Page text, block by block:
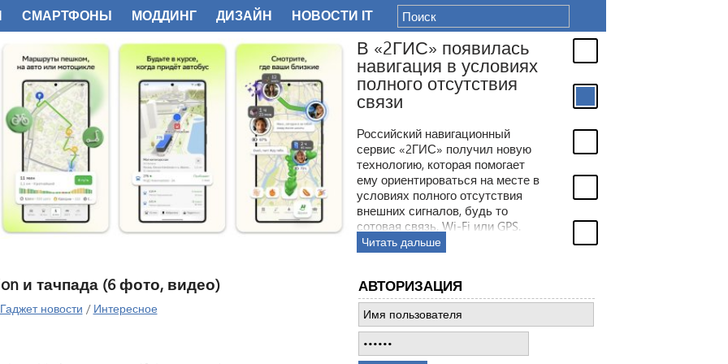
В «2ГИС» появилась
навигация в условиях
полного отсутствия
связи
Российский навигационный
сервис «2ГИС» получил новую
технологию, которая помогает
ему ориентироваться на месте в
условиях полного отсутствия
внешних сигналов, будь то
сотовая связь, Wi-Fi или GPS.
Вместо этого сервис будет
полагаться на встроенные в
Читать дальше
и тачпада (6 фото, видео)
Гаджет новости / Интересное
АВТОРИЗАЦИЯ
СМАРТФОНЫ МОДДИНГ ДИЗАЙН НОВОСТИ IT
ФОТО